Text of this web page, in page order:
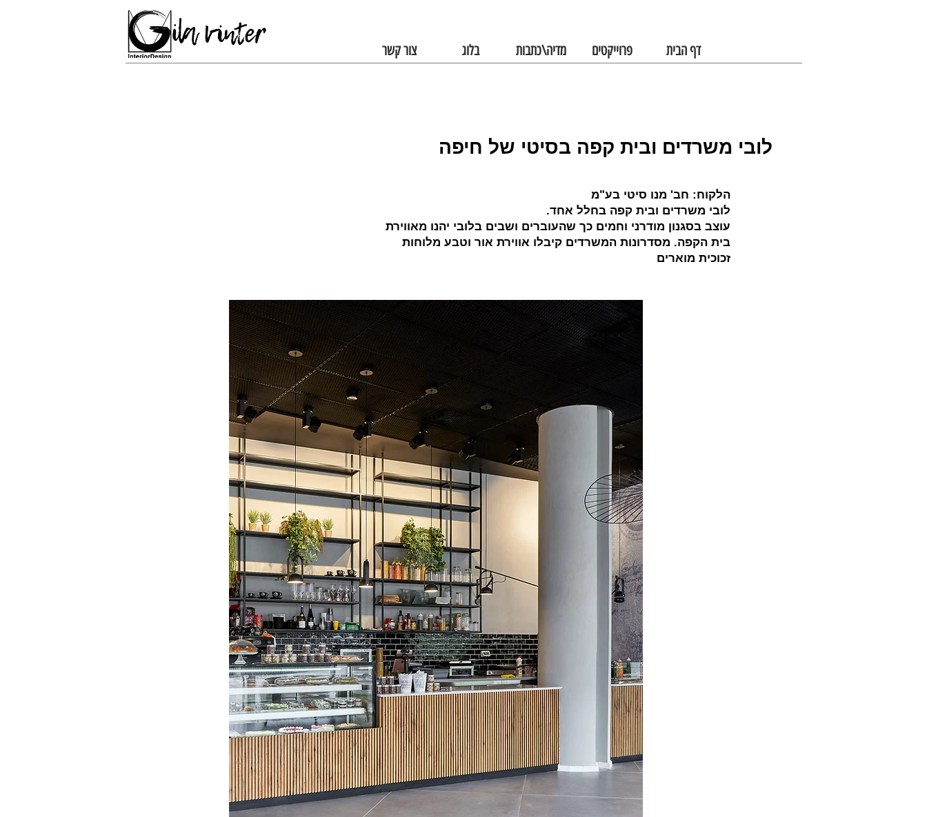
צור קשר בלוג מדיה\כתבות פרוייקטים דף הבית
לובי משרדים ובית קפה בסיטי של חיפה
הלקוח: חב' מנו סיטי בע"מ
.לובי משרדים ובית קפה בחלל אחד
עוצב בסגנון מודרני וחמים כך שהעוברים ושבים בלובי יהנו מאווירת
בית הקפה. מסדרונות המשרדים קיבלו אווירת אור וטבע מלוחות
זכוכית מוארים